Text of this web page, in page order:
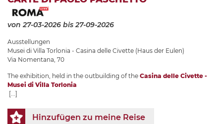
von 27-03-2026 bis 27-09-2026
Ausstellungen
Musei di Villa Torlonia - Casina delle Civette (Haus der Eulen)
Via Nomentana, 70
The exhibition, held in the outbuilding of the Casina delle Civette -
Musei di Villa Torlonia
[...]
Hinzufügen zu meine Reise